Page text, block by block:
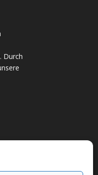
Durch